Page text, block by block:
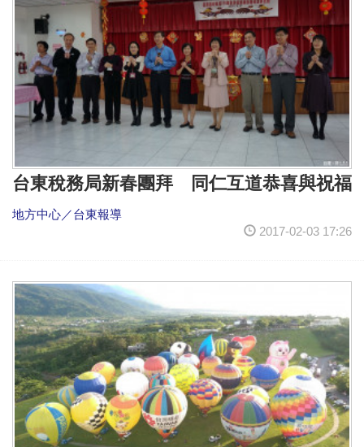
台東稅務局新春團拜 同仁互道恭喜與祝福
地方中心／台東報導
2017-02-03 17:26